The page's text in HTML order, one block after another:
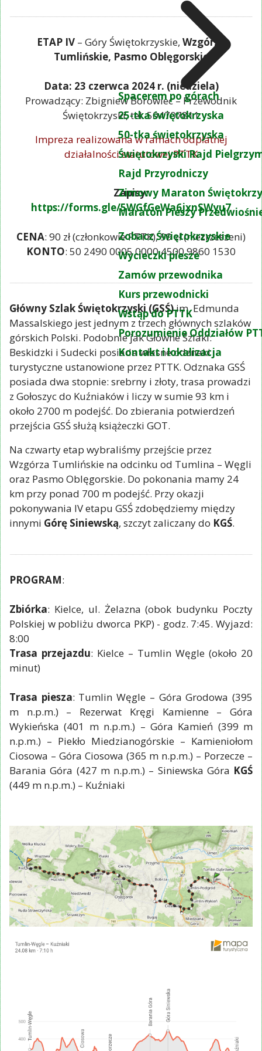
Spacerem po górach
25-tka świętokrzyska
50-tka świetokrzyska
Świętokrzyski Rajd
Rajd Przyrodniczy
Zimowy Maraton
Maraton Pieszy
Zobacz Świętokrzyskie
Wycieczki piesze
Zamów przewodnika
Kurs przewodnicki
Wstąp do PTTK
Porozumienie Oddziałów
Kontakt i lokalizacja
ETAP IV– Góry Świętokrzyskie, Wzgórza
Tumlińskie, Pasmo Oblęgorskie
Data: 23 czerwca 2024 r. (niedziela)
Prowadzący: Zbigniew Borowiec – Przewodnik
Świętokrzyski, tel. 504707811
Impreza realizowana w ramach odpłatnej
działalności statutowej PTTK
Zapisy:
https://forms.gle/5WGfGeWa6jxnSWyu7
CENA: 90 zł (członkowie PTTK), 99 zł (niezrzeszeni)
KONTO: 50 2490 0005 0000 4500 9860 1530
Główny Szlak Świętokrzyski (GSŚ)im. Edmunda
Massalskiego jest jednym z trzech głównych szlaków
górskich Polski. Podobnie jak Główne Szlaki:
Beskidzki i Sudecki posiada własne odznaki
turystyczne ustanowione przez PTTK. Odznaka GSŚ
posiada dwa stopnie: srebrny i złoty, trasa prowadzi
z Gołoszyc do Kuźniaków i liczy w sumie 93 km i
około 2700 m podejść. Do zbierania potwierdzeń
przejścia GSŚ służą książeczki GOT.
Na czwarty etap wybraliśmy przejście przez
Wzgórza Tumlińskie na odcinku od Tumlina – Węgli
oraz Pasmo Oblęgorskie. Do pokonania mamy 24
km przy ponad 700 m podejść. Przy okazji
pokonywania IV etapu GSŚ zdobędziemy między
innymi Górę Siniewską, szczyt zaliczany do KGŚ.
PROGRAM:
Zbiórka: Kielce, ul. Żelazna (obok budynku Poczty
Polskiej w pobliżu dworca PKP) - godz. 7:45. Wyjazd:
8:00
Trasa przejazdu: Kielce – Tumlin Węgle (około 20
minut)
Trasa piesza: Tumlin Węgle – Góra Grodowa (395
m n.p.m.) – Rezerwat Kręgi Kamienne – Góra
Wykieńska (401 m n.p.m.) – Góra Kamień (399 m
n.p.m.) – Piekło Miedzianogórskie – Kamieniołom
Ciosowa – Góra Ciosowa (365 m n.p.m.) – Porzecze –
Barania Góra (427 m n.p.m.) – Siniewska Góra KGŚ
(449 m n.p.m.) – Kuźniaki